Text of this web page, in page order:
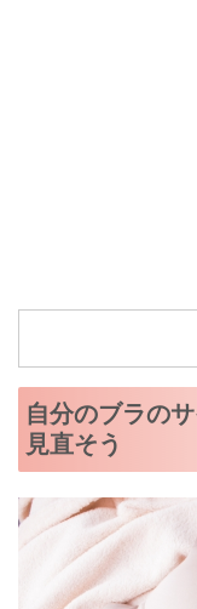
自分のブラの
見直そう